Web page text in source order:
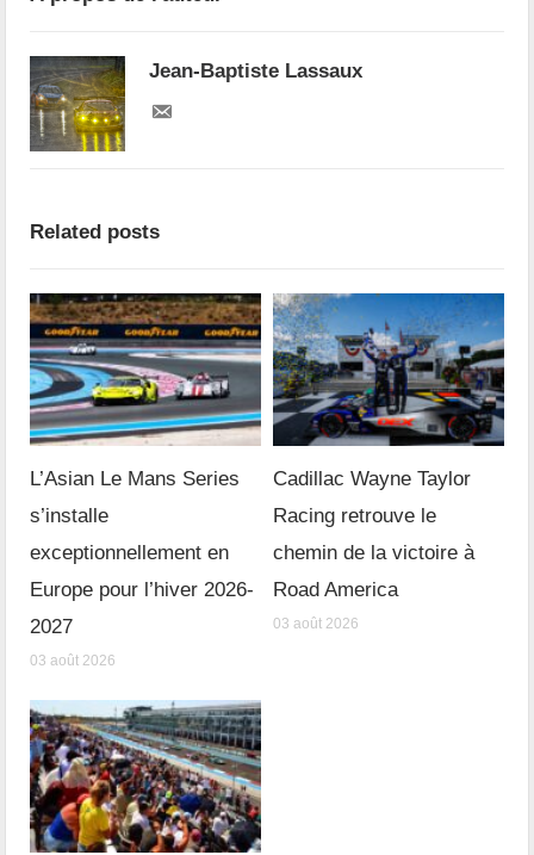
Jean-Baptiste Lassaux
Related posts
L’Asian Le Mans Series
s’installe
exceptionnellement en
Europe pour l’hiver 2026-
2027
03 août 2026
Cadillac Wayne Taylor
Racing retrouve le
chemin de la victoire à
Road America
03 août 2026